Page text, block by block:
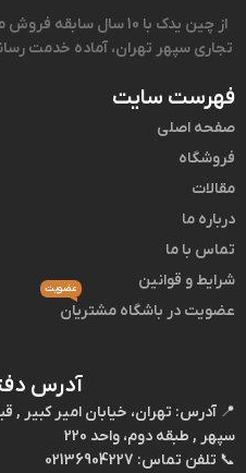
از چین یدک با 10 سال
تجاری سپهر تهران، آماده خدمت
فهرست سایت
صفحه اصلی
فروشگاه
مقالات
درباره ما
تماس با ما
شرایط و قوانین
عضویت در باشگاه مشتریان
عضویت
آدرس
📍 آدرس: تهران، خیابان امیر کبیر
سپهر , طبقه دوم، واحد 220
📞 تلفن تماس: